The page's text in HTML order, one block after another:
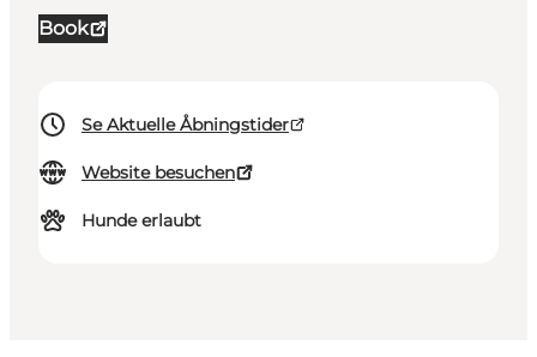
Book
Se Aktuelle Åbningstider
Website besuchen
Hunde erlaubt